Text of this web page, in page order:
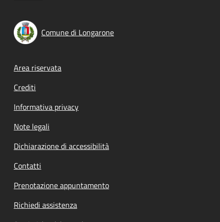
Comune di Longarone
Footer menu
Area riservata
Crediti
Informativa privacy
Note legali
Dichiarazione di accessibilità
Contatti
Prenotazione appuntamento
Richiedi assistenza